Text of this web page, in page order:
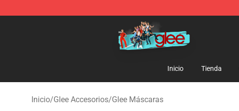
Glee Store - Official Glee Merchandise Shop
Inicio Tienda
Inicio/Glee Accesorios/Glee Máscaras